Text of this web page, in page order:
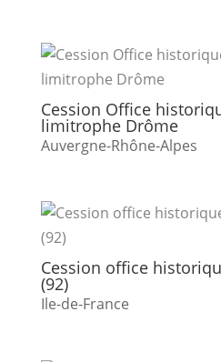
Cession Office
limitrophe Drôme
Auvergne-Rhône-Alpes
Cession office
(92)
Ile-de-France